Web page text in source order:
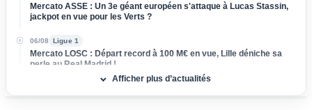
Mercato ASSE : Un 3e géant européen s'attaque à Lucas Stassin,
jackpot en vue pour les Verts ?
06/08 Ligue 1
Mercato LOSC : Départ record à 100 M€ en vue, Lille déniche sa
perle au Real Madrid !
Afficher plus d’actualités